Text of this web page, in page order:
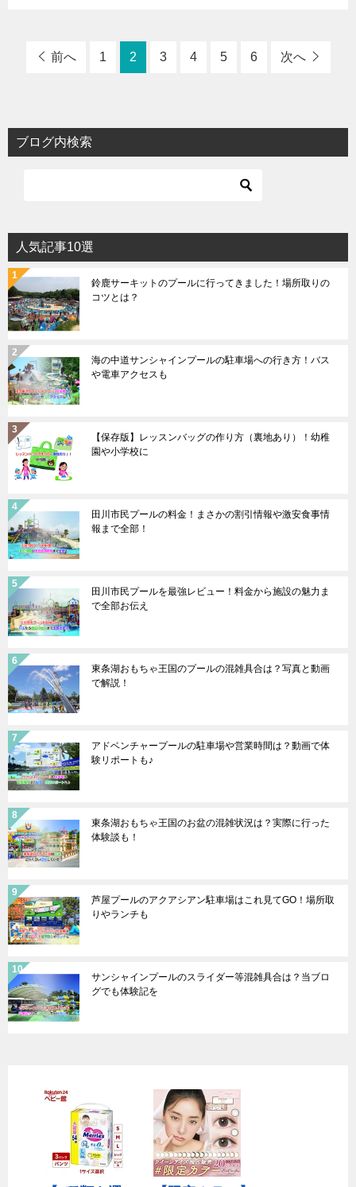
前へ 1 2 3 4 5 6 次へ
ブログ内検索
人気記事10選
鈴鹿サーキットのプールに行ってきました！場所取りの
コツとは？
海の中道サンシャインプールの駐車場への行き方！バス
や電車アクセスも
【保存版】レッスンバッグの作り方（裏地あり）！幼稚
園や小学校に
田川市民プールの料金！まさかの割引情報や激安食事情
報まで全部！
田川市民プールを最強レビュー！料金から施設の魅力ま
で全部お伝え
東条湖おもちゃ王国のプールの混雑具合は？写真と動画
で解説！
アドベンチャープールの駐車場や営業時間は？動画で体
験リポートも♪
東条湖おもちゃ王国のお盆の混雑状況は？実際に行った
体験談も！
芦屋プールのアクアシアン駐車場はこれ見てGO！場所取
りやランチも
サンシャインプールのスライダー等混雑具合は？当ブロ
グでも体験記を